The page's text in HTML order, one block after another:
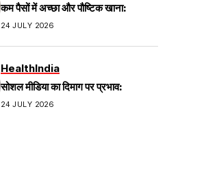
कम पैसों में अच्छा और पौष्टिक खाना:
24 JULY 2026
HealthIndia
सोशल मीडिया का दिमाग पर प्रभाव:
24 JULY 2026